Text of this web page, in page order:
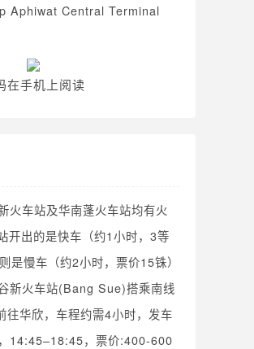
Aphiwat Central Terminal
在手机上阅读
火车站及华南蓬火车站均有火
开出的是快车（约1小时，3等
是慢车（约2小时，票价15铢）
新火车站(Bang Sue)搭乘南线
往华欣，车程约需4小时，发车
14:45–18:45，票价:400-600